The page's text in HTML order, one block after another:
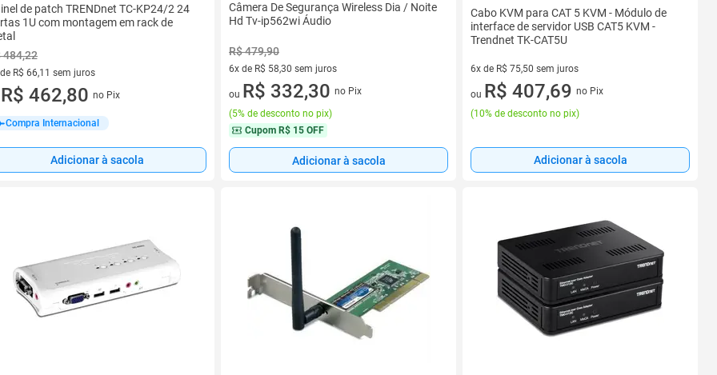
de patch TRENDnet TC-KP24/2 24
1U com montagem em rack de
484,22
R$ 66,11 sem juros
de R$ 66,11 sem juros
R$ 462,80 no Pix
Compra Internacional
Adicionar à sacola
Câmera De Segurança Wireless Dia / Noite
Hd Tv-ip562wi Áudio
R$ 479,90
6x de R$ 58,30 sem juros
6 vez de R$ 58,30 sem juros
ou R$ 332,30 no Pix
(5% de desconto no pix)
Cupom R$ 15 OFF
Adicionar à sacola
Cabo KVM para CAT 5 KVM - Módulo de
interface de servidor USB CAT5 KVM -
Trendnet TK-CAT5U
6x de R$ 75,50 sem juros
6 vez de R$ 75,50 sem juros
ou R$ 407,69 no Pix
(10% de desconto no pix)
Adicionar à sacola